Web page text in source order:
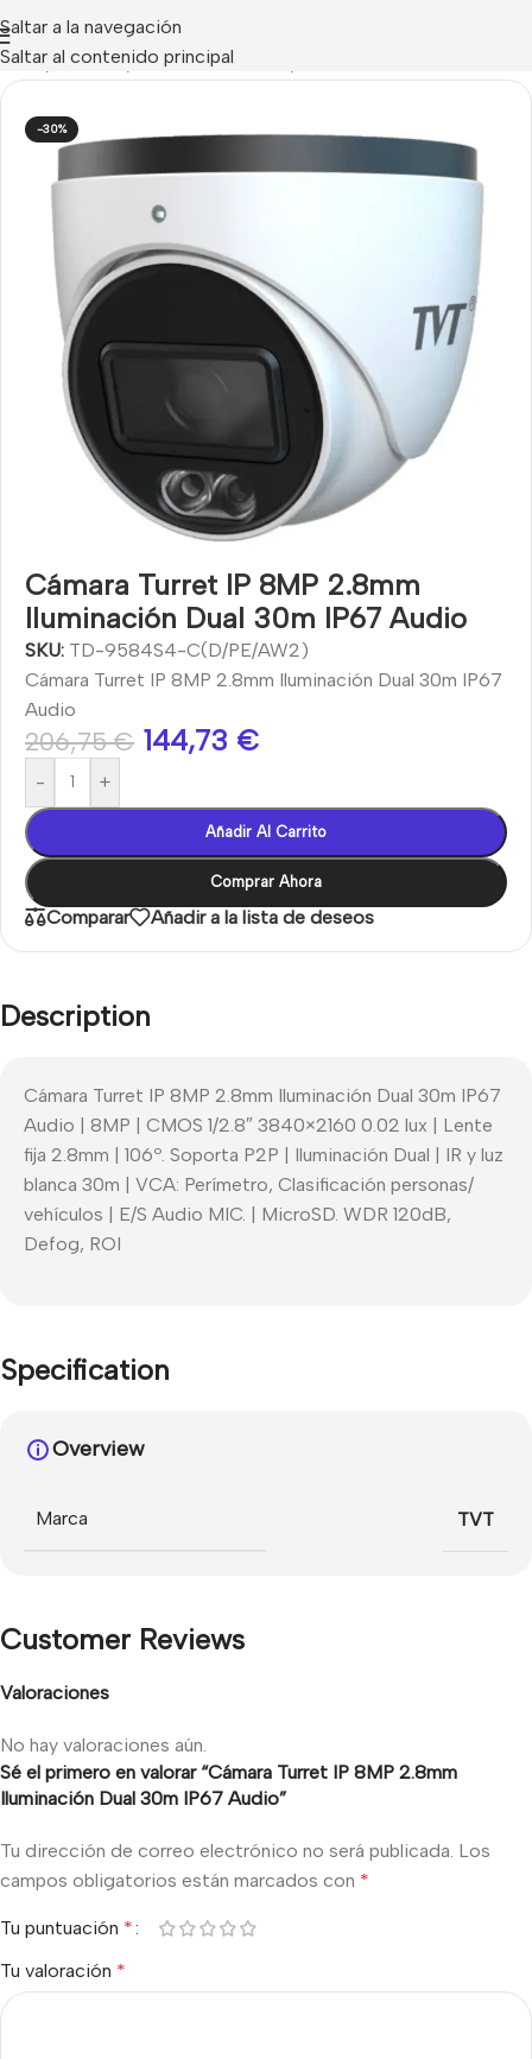
Saltar a la navegación
Saltar al contenido principal
Inicio CCTV IP/Cámaras IP Domo / Turret
-30%
Cámara Turret IP 8MP 2.8mm
Iluminación Dual 30m IP67 Audio
SKU: TD-9584S4-C(D/PE/AW2)
Cámara Turret IP 8MP 2.8mm Iluminación Dual 30m IP67
Audio
206,75€ 144,73 €
- +
Añadir Al Carrito
Comprar Ahora
Comparar Añadir a la lista de deseos
Description
Cámara Turret IP 8MP 2.8mm Iluminación Dual 30m IP67
Audio | 8MP | CMOS 1/2.8″ 3840×2160 0.02 lux | Lente
fija 2.8mm | 106º. Soporta P2P | Iluminación Dual | IR y luz
blanca 30m | VCA: Perímetro, Clasificación personas/
vehículos | E/S Audio MIC. | MicroSD. WDR 120dB,
Defog, ROI
Specification
Overview
Marca TVT
Customer Reviews
Valoraciones
No hay valoraciones aún.
Sé el primero en valorar “Cámara Turret IP 8MP 2.8mm
Iluminación Dual 30m IP67 Audio”
Tu dirección de correo electrónico no será publicada. Los
campos obligatorios están marcados con *
Tu puntuación *
Tu valoración *